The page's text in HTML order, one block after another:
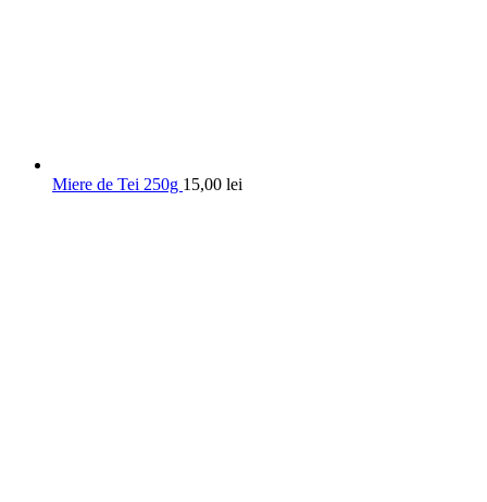
Miere de Tei 250g 15,00 lei